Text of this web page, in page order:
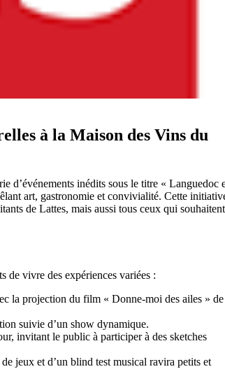
à la Maison des Vins du
d’événements inédits sous le titre « Languedoc
art, gastronomie et convivialité. Cette
de Lattes, mais aussi tous ceux qui souhaitent
de vivre des expériences variées :
la projection du film « Donne-moi des ailes » de
suivie d’un show dynamique.
invitant le public à participer à des sketches
jeux et d’un blind test musical ravira petits et